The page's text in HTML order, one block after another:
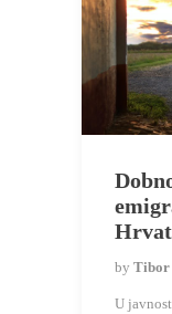
by Tibor
U